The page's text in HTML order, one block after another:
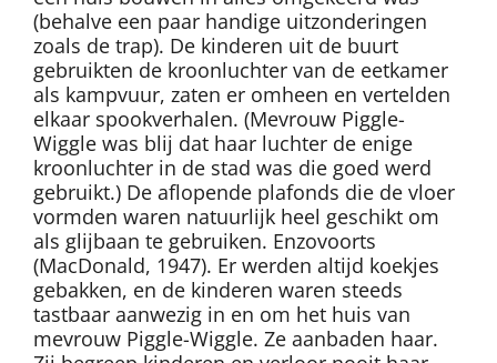
(behalve een paar handige uitzonderingen
zoals de trap). De kinderen uit de buurt
gebruikten de kroonluchter van de eetkamer
als kampvuur, zaten er omheen en vertelden
elkaar spookverhalen. (Mevrouw Piggle-
Wiggle was blij dat haar luchter de enige
kroonluchter in de stad was die goed werd
gebruikt.) De aflopende plafonds die de vloer
vormden waren natuurlijk heel geschikt om
als glijbaan te gebruiken. Enzovoorts
(MacDonald, 1947). Er werden altijd koekjes
gebakken, en de kinderen waren steeds
tastbaar aanwezig in en om het huis van
mevrouw Piggle-Wiggle. Ze aanbaden haar.